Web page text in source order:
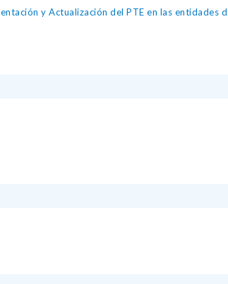
y Actualización del PTE en las entidades